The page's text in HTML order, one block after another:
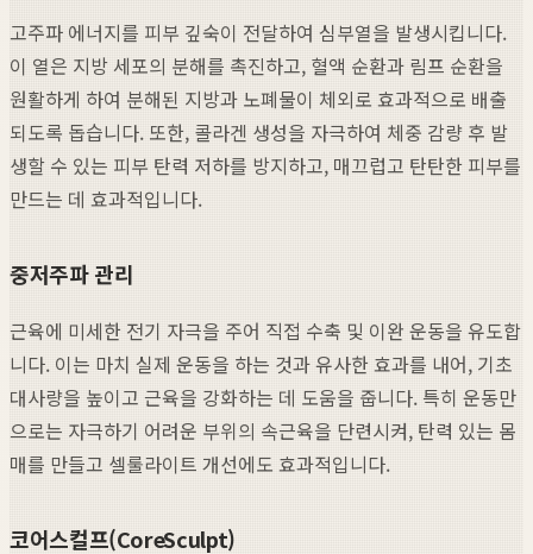
고주파 에너지를 피부 깊숙이 전달하여 심부열을 발생시킵니다.
이 열은 지방 세포의 분해를 촉진하고, 혈액 순환과 림프 순환을
원활하게 하여 분해된 지방과 노폐물이 체외로 효과적으로 배출
되도록 돕습니다. 또한, 콜라겐 생성을 자극하여 체중 감량 후 발
생할 수 있는 피부 탄력 저하를 방지하고, 매끄럽고 탄탄한 피부를
만드는 데 효과적입니다.
중저주파 관리
근육에 미세한 전기 자극을 주어 직접 수축 및 이완 운동을 유도합
니다. 이는 마치 실제 운동을 하는 것과 유사한 효과를 내어, 기초
대사량을 높이고 근육을 강화하는 데 도움을 줍니다. 특히 운동만
으로는 자극하기 어려운 부위의 속근육을 단련시켜, 탄력 있는 몸
매를 만들고 셀룰라이트 개선에도 효과적입니다.
코어스컬프(CoreSculpt)